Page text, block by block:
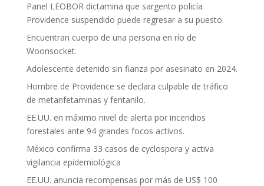
Panel LEOBOR dictamina que sargento policía
Providence suspendido puede regresar a su puesto.
Encuentran cuerpo de una persona en río de
Woonsocket.
Adolescente detenido sin fianza por asesinato en 2024.
Hombre de Providence se declara culpable de tráfico
de metanfetaminas y fentanilo.
EE.UU. en máximo nivel de alerta por incendios
forestales ante 94 grandes focos activos.
México confirma 33 casos de cyclospora y activa
vigilancia epidemiológica
EE.UU. anuncia recompensas por más de US$ 100